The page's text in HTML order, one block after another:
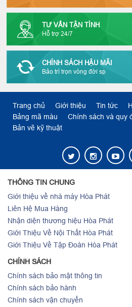
TƯ VẤN TẬN TÌNH
Hỗ trợ 24/7
CHÍNH SÁCH HẬU MÃI
Bảo trì trọn vòng đời sp
Trang chủ Giới thiệu Tin tức
Bảng mã màu
Chính sách và quy
Bản vẽ kỹ thuật
THÔNG TIN CHUNG
Giới thiệu về nhà máy Hòa Phát
Liên Hệ Mua Hàng
Nhận diện thương hiệu Hòa Phát
Giới Thiệu Về Nội Thất Hòa Phát
Giới Thiệu Về Tập Đoàn Hòa Phát
CHÍNH SÁCH
Chính sách bảo mật thông tin
Chính sách bảo hành
Chính sách vận chuyển